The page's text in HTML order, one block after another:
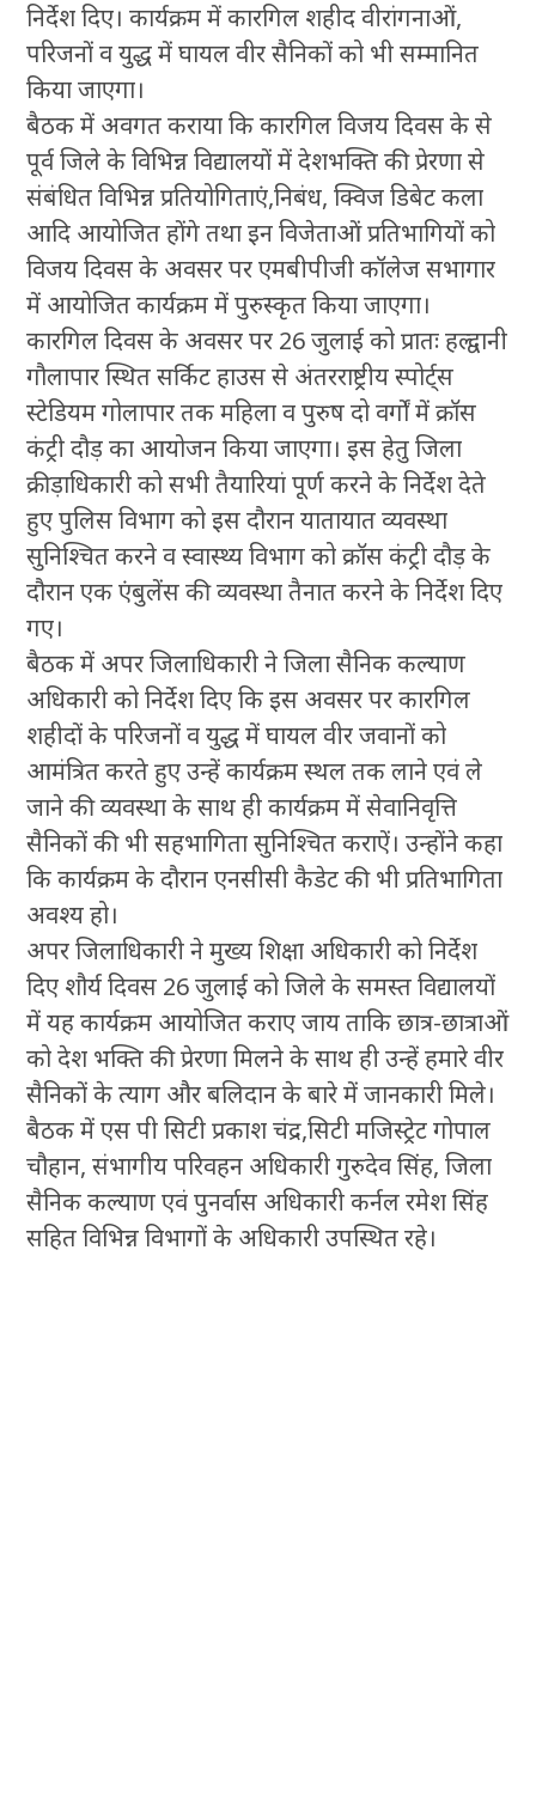
निर्देश दिए। कार्यक्रम में कारगिल शहीद वीरांगनाओं,
परिजनों व युद्ध में घायल वीर सैनिकों को भी सम्मानित
किया जाएगा।
बैठक में अवगत कराया कि कारगिल विजय दिवस के से
पूर्व जिले के विभिन्न विद्यालयों में देशभक्ति की प्रेरणा से
संबंधित विभिन्न प्रतियोगिताएं,निबंध, क्विज डिबेट कला
आदि आयोजित होंगे तथा इन विजेताओं प्रतिभागियों को
विजय दिवस के अवसर पर एमबीपीजी कॉलेज सभागार
में आयोजित कार्यक्रम में पुरुस्कृत किया जाएगा।
कारगिल दिवस के अवसर पर 26 जुलाई को प्रातः हल्द्वानी
गौलापार स्थित सर्किट हाउस से अंतरराष्ट्रीय स्पोर्ट्स
स्टेडियम गोलापार तक महिला व पुरुष दो वर्गों में क्रॉस
कंट्री दौड़ का आयोजन किया जाएगा। इस हेतु जिला
क्रीड़ाधिकारी को सभी तैयारियां पूर्ण करने के निर्देश देते
हुए पुलिस विभाग को इस दौरान यातायात व्यवस्था
सुनिश्चित करने व स्वास्थ्य विभाग को क्रॉस कंट्री दौड़ के
दौरान एक एंबुलेंस की व्यवस्था तैनात करने के निर्देश दिए
गए।
बैठक में अपर जिलाधिकारी ने जिला सैनिक कल्याण
अधिकारी को निर्देश दिए कि इस अवसर पर कारगिल
शहीदों के परिजनों व युद्ध में घायल वीर जवानों को
आमंत्रित करते हुए उन्हें कार्यक्रम स्थल तक लाने एवं ले
जाने की व्यवस्था के साथ ही कार्यक्रम में सेवानिवृत्ति
सैनिकों की भी सहभागिता सुनिश्चित कराऐं। उन्होंने कहा
कि कार्यक्रम के दौरान एनसीसी कैडेट की भी प्रतिभागिता
अवश्य हो।
अपर जिलाधिकारी ने मुख्य शिक्षा अधिकारी को निर्देश
दिए शौर्य दिवस 26 जुलाई को जिले के समस्त विद्यालयों
में यह कार्यक्रम आयोजित कराए जाय ताकि छात्र-छात्राओं
को देश भक्ति की प्रेरणा मिलने के साथ ही उन्हें हमारे वीर
सैनिकों के त्याग और बलिदान के बारे में जानकारी मिले।
बैठक में एस पी सिटी प्रकाश चंद्र,सिटी मजिस्ट्रेट गोपाल
चौहान, संभागीय परिवहन अधिकारी गुरुदेव सिंह, जिला
सैनिक कल्याण एवं पुनर्वास अधिकारी कर्नल रमेश सिंह
सहित विभिन्न विभागों के अधिकारी उपस्थित रहे।